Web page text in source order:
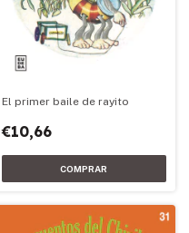
El primer baile de rayito
€10,66